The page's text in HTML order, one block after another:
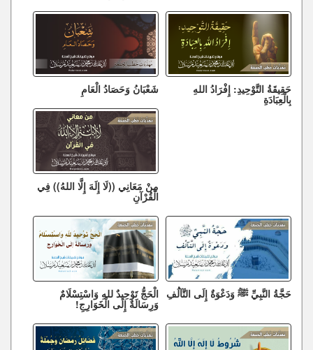
حَقِيقَةُ التَّوْحِيدِ: إِفْرَادُ اللهِ
بِالْعِبَادَةِ
شَعْبَانُ وَحَصَادُ الْعَامِ
مِنْ مَعَانِي ((لَا إِلَهَ إِلَّا اللهُ)) فِي
الْقُرْآنِ
حَجَّةُ النَّبِيِّ ﷺ وَدَعْوَةٌ إِلَى التَّآلُفِ الْحَجُّ تَوْحِيدٌ للهِ وَاسْتِسْلَامٌ
وَرِسَالَةٌ إِلَى الْخَوَارِجِ!